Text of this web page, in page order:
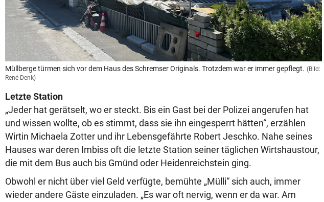
Müllberge türmen sich vor dem Haus des Schremser Originals. Trotzdem war er immer gepflegt. (Bild:
René Denk)
Letzte Station
„Jeder hat gerätselt, wo er steckt. Bis ein Gast bei der Polizei angerufen hat
und wissen wollte, ob es stimmt, dass sie ihn eingesperrt hätten“, erzählen
Wirtin Michaela Zotter und ihr Lebensgefährte Robert Jeschko. Nahe seines
Hauses war deren Imbiss oft die letzte Station seiner täglichen Wirtshaustour,
die mit dem Bus auch bis Gmünd oder Heidenreichstein ging.
Obwohl er nicht über viel Geld verfügte, bemühte „Mülli“ sich auch, immer
wieder andere Gäste einzuladen. „Es war oft nervig, wenn er da war. Am